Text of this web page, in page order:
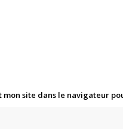
site dans le navigateur